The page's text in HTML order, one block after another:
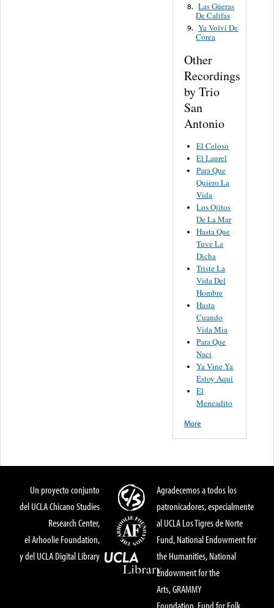
8. Las Güeras
De Califas
9. Ya Volví De
Corea
Other
Recordings
by Trio
San
Antonio
El Celoso
El Laurel
Para Que
Quiero La
Vida
Los Ojitos
De La Mar
Hasta Que
Tuve La
Dicha
Triste La
Vida Del
Hombre
Hasta
Cuando
Vida Mia
Para Que
Naci
Ya Vine Ya
Estoy Aqui
El
Meneadito
More
Un proyecto conjunto
del UCLA Chicano Studies
Research Center,
el Arhoolie Foundation,
y del UCLA Digital Library
Agradecemos a todos los
patronicadores, especialmente
al UCLA Los Tigres de Norte
Fund, National Endowment for
the Humanities, National
Endowment for the
Arts, GRAMMY
Foundation, Fund for Folk